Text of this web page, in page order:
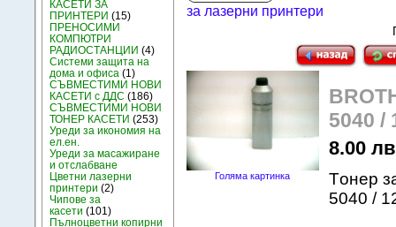
КАСЕТИ ЗА
ПРИНТЕРИ (15)
ПРЕНОСИМИ
КОМПЮТРИ
РАДИОСТАНЦИИ (4)
Системи защита на
дома и офиса (1)
СЪВМЕСТИМИ НОВИ
КАСЕТИ с ДДС (186)
СЪВМЕСТИМИ НОВИ
ТОНЕР КАСЕТИ (253)
Уреди за икономия на
ел.ен.
Уреди за масажиране
и отслабване
Цветни лазерни
принтери (2)
Чипове за
касети (101)
Пълноцветни копирни
за лазерни принтери
Голяма картинка
5040 /
8.00
Tонер
5040 /